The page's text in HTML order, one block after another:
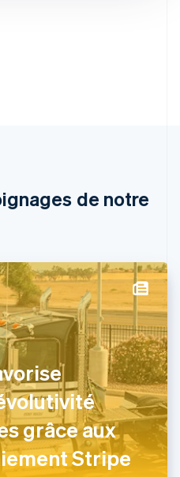
de notre
grâce aux
Stripe